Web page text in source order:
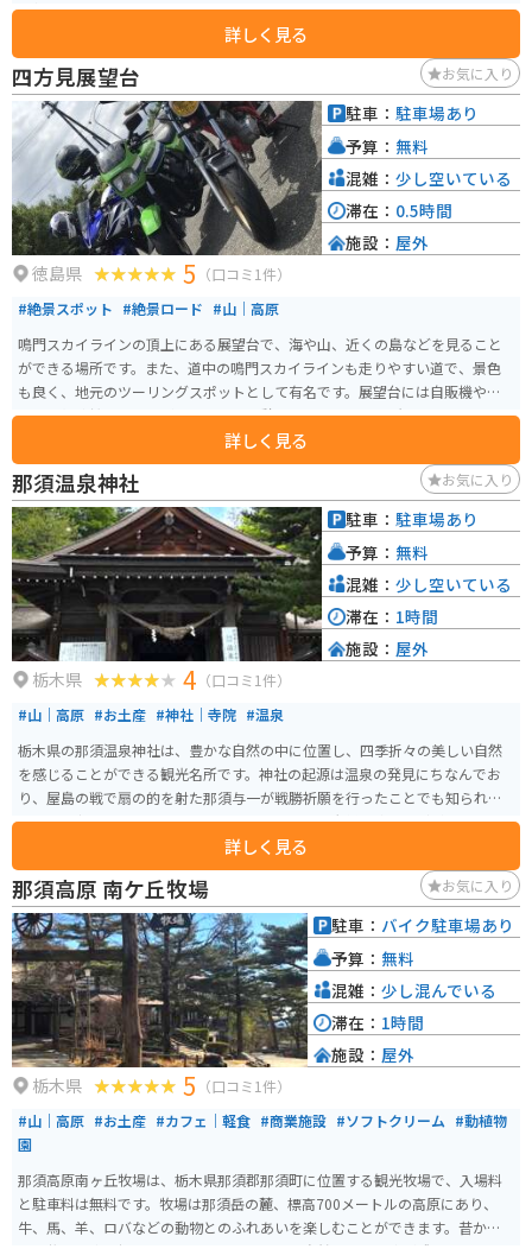
の軽食もあります。
詳しく見る
四方見展望台 お気に入り
徳島県 5 （口コミ1件）
#絶景スポット #絶景ロード #山｜高原
鳴門スカイラインの頂上にある展望台で、海や山、近くの島などを見ること
ができる場所です。また、道中の鳴門スカイラインも走りやすい道で、景色
も良く、地元のツーリングスポットとして有名です。展望台には自販機やト
イレ、望遠鏡、ベンチがあるので、休憩するのにも良い場所です。
詳しく見る
駐車： 駐車場あり
予算： 無料
混雑： 少し空いている
滞在： 0.5時間
施設： 屋外
那須温泉神社 お気に入り
栃木県 4 （口コミ1件）
#山｜高原 #お土産 #神社｜寺院 #温泉
栃木県の那須温泉神社は、豊かな自然の中に位置し、四季折々の美しい自然
を感じることができる観光名所です。神社の起源は温泉の発見にちなんでお
り、屋島の戦で扇の的を射た那須与一が戦勝祈願を行ったことでも知られて
います。宝物殿には、那須与一ゆかりの品や乃木大将の遺品などが展示され
ているので、歴史に興味がある人も楽しめます。 那須温泉神社は、那須町の
パワースポットとしても知られており、特に1つ目の鳥居をくぐって左手にあ
るさざれ石がパワースポットとされ、触れると願いが叶うとも言われていま
す。商売繁昌、家内安全、病気平癒、身体健全、縁結びの御利益があり、那
須与一も祈願したことから必勝祈願の御利益もあるとされています。 参拝時
間は自由、ただし社務所の開けている時間は9時から16時までとなっていま
す。定休日は特になく、目の前に温泉街の広い駐車場があります。歩いて行け
るところに観光名所「殺生石」がありますので、合わせて訪れる人がほとん
どです。鳥居前に足湯もあります。
詳しく見る
駐車： 駐車場あり
予算： 無料
混雑： 少し空いている
滞在： 1時間
施設： 屋外
那須高原 南ケ丘牧場 お気に入り
栃木県 5 （口コミ1件）
#山｜高原 #お土産 #カフェ｜軽食 #商業施設 #ソフトクリーム #動植物
園
那須高原南ヶ丘牧場は、栃木県那須郡那須町に位置する観光牧場で、入場料
と駐車料は無料です。牧場は那須岳の麓、標高700メートルの高原にあり、
牛、馬、羊、ロバなどの動物とのふれあいを楽しむことができます。昔から
駐車： バイク駐車場あり
予算： 無料
混雑： 少し混んでいる
滞在： 1時間
施設： 屋外